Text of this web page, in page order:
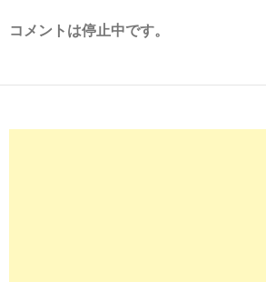
コメントは停止中です。